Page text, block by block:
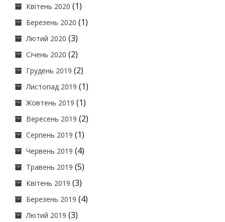
Квітень 2020 (1)
Березень 2020 (1)
Лютий 2020 (3)
Січень 2020 (2)
Грудень 2019 (2)
Листопад 2019 (1)
Жовтень 2019 (1)
Вересень 2019 (2)
Серпень 2019 (1)
Червень 2019 (4)
Травень 2019 (5)
Квітень 2019 (3)
Березень 2019 (4)
Лютий 2019 (3)